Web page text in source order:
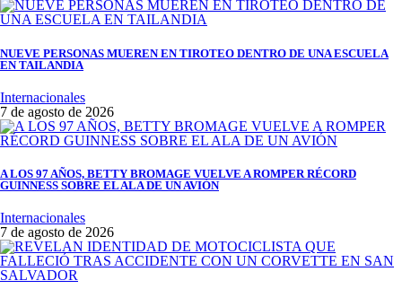
NUEVE PERSONAS MUEREN EN TIROTEO DENTRO DE UNA ESCUELA
EN TAILANDIA
Internacionales
7 de agosto de 2026
A LOS 97 AÑOS, BETTY BROMAGE VUELVE A ROMPER RÉCORD
GUINNESS SOBRE EL ALA DE UN AVIÓN
Internacionales
7 de agosto de 2026